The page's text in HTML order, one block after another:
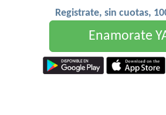
Registrate, sin cuotas,
Enamorate